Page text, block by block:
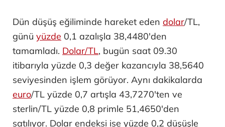
Dün düşüş eğiliminde hareket eden dolar/TL,
günü yüzde 0,1 azalışla 38,4480'den
tamamladı. Dolar/TL, bugün saat 09.30
itibarıyla yüzde 0,3 değer kazancıyla 38,5640
seviyesinden işlem görüyor. Aynı dakikalarda
euro/TL yüzde 0,7 artışla 43,7270'ten ve
sterlin/TL yüzde 0,8 primle 51,4650'den
satılıyor. Dolar endeksi ise yüzde 0,2 düşüşle